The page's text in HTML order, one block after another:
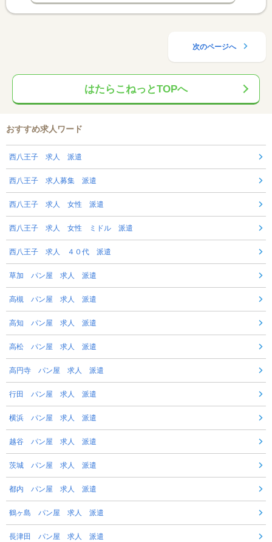
次のページへ
はたらこねっとTOPへ
おすすめ求人ワード
西八王子 求人 派遣
西八王子 求人募集 派遣
西八王子 求人 女性 派遣
西八王子 求人 女性 ミドル 派遣
西八王子 求人 ４０代 派遣
草加 パン屋 求人 派遣
高槻 パン屋 求人 派遣
高知 パン屋 求人 派遣
高松 パン屋 求人 派遣
高円寺 パン屋 求人 派遣
行田 パン屋 求人 派遣
横浜 パン屋 求人 派遣
越谷 パン屋 求人 派遣
茨城 パン屋 求人 派遣
都内 パン屋 求人 派遣
鶴ヶ島 パン屋 求人 派遣
長津田 パン屋 求人 派遣